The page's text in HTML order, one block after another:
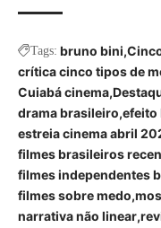
Tags: bruno bini
crítica cinco tipos de
Cuiabá cinema
drama brasileiro efeito
estreia cinema abril
filmes brasileiros
filmes independentes
filmes sobre medo
narrativa não linear